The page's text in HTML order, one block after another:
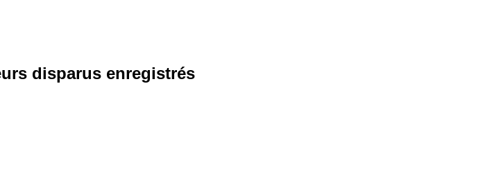
disparus enregistrés